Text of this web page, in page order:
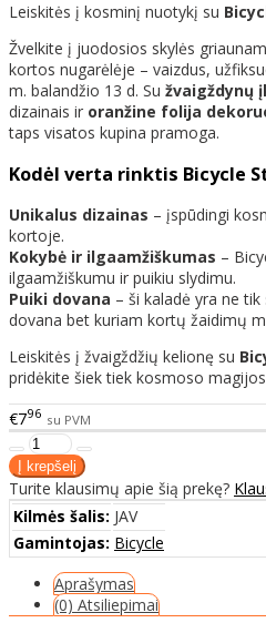
Leiskitės į kosminį nuotykį su
Žvelkite į juodosios skylės
kortos nugarėlėje – vaizdus,
m. balandžio 13 d. Su žvaigždynų
dizainais ir oranžine folija
taps visatos kupina pramoga.
Kodėl verta rinktis Bicycle
Unikalus dizainas – įspūdingi
kortoje.
Kokybė ir ilgaamžiškumas –
ilgaamžiškumu ir puikiu slydimu.
Puiki dovana – ši kaladė yra ne
dovana bet kuriam kortų žaidimų
Leiskitės į žvaigždžių kelionę su
pridėkite šiek tiek kosmoso
€796 su PVM
Turite klausimų apie šią prekę?
Kilmės šalis: JAV
Gamintojas: Bicycle
Aprašymas
(0) Atsiliepimai